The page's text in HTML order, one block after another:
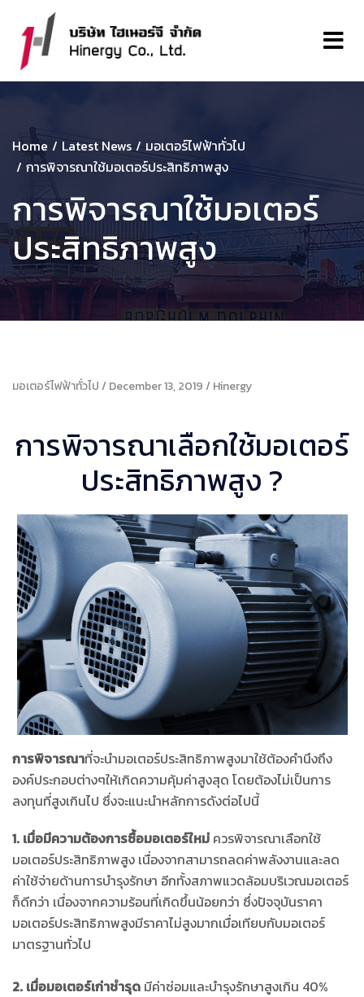
Home Latest News
มอเตอร์ไฟฟ้าทั่วไป
การพิจารณาใช้มอเตอร์ประสิทธิภาพสูง
การพิจารณาใช้มอเตอร์
ประสิทธิภาพสูง
มอเตอร์ไฟฟ้าทั่วไป December 13, 2019 Hinergy
การพิจารณาเลือกใช้มอเตอร์
ประสิทธิภาพสูง ?
การพิจารณาที่จะนำมอเตอร์ประสิทธิภาพสูงมาใช้ต้องคำนึงถึง
องค์ประกอบต่างๆให้เกิดความคุ้มค่าสูงสุด โดยต้องไม่เป็นการ
ลงทุนที่สูงเกินไป ซึ่งจะแนะนำหลักการดังต่อไปนี้
1. เมื่อมีความต้องการซื้อมอเตอร์ใหม่ ควรพิจารณาเลือกใช้
มอเตอร์ประสิทธิภาพสูง เนื่องจากสามารถลดค่าพลังงานและลด
ค่าใช้จ่ายด้านการบำรุงรักษา อีกทั้งสภาพแวดล้อมบริเวณมอเตอร์
ก็ดีกว่า เนื่องจากความร้อนที่เกิดขึ้นน้อยกว่า ซึ่งปัจจุบันราคา
มอเตอร์ประสิทธิภาพสูงมีราคาไม่สูงมากเมื่อเทียบกับมอเตอร์
มาตรฐานทั่วไป
2. เมื่อมอเตอร์เก่าชำรุด มีค่าซ่อมและบำรุงรักษาสูงเกิน 40%